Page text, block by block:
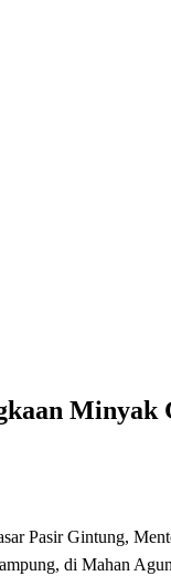
Minyak
Pasir Gintung,
di Mahan